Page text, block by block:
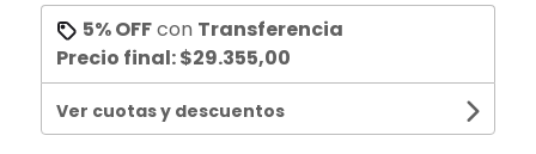
5% OFFcon Transferencia
Precio final:$29.355,00
Ver cuotas y descuentos